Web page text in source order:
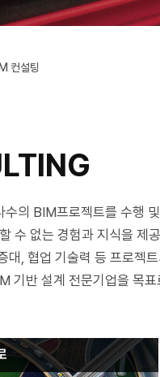
컨설팅
의 BIM프로젝트를 수행
수 없는 경험과 지식을 제
대, 협업 기술력 등 프로젝
기반 설계 전문기업을 목